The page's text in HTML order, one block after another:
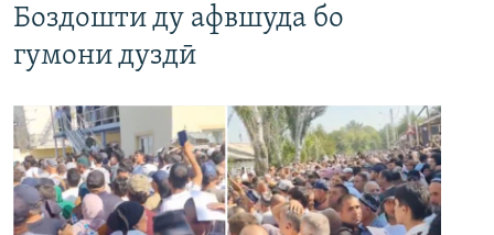
Боздошти ду афвшуда бо
гумони дуздӣ